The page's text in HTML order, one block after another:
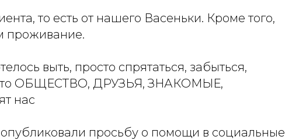
то есть от нашего Васеньки. Кроме того,
проживание.
выть, просто спрятаться, забыться,
ОБЩЕСТВО, ДРУЗЬЯ, ЗНАКОМЫЕ,
нас
просьбу о помощи в социальные